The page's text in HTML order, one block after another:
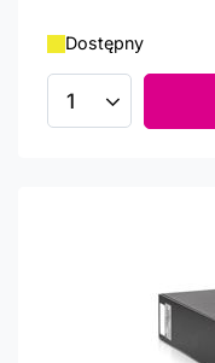
Dostępny
Ilość produktów